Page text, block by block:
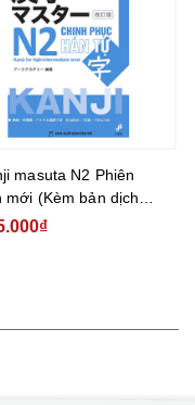
masuta N2 Phiên
mới (Kèm bản dịch
Việt)